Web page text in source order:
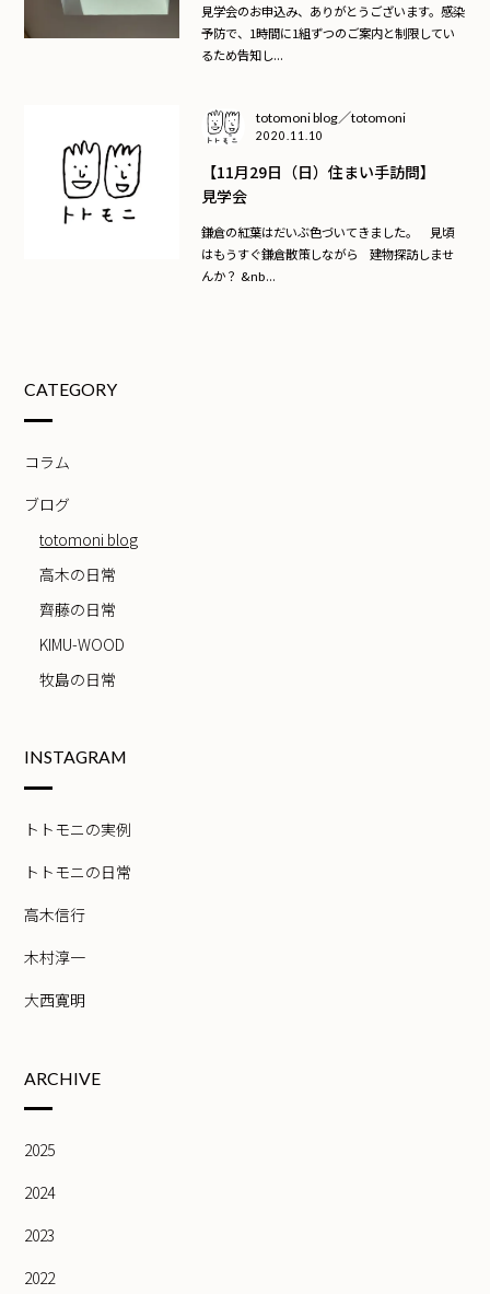
見学会のお申込み、ありがとうございます。感染
予防で、1時間に1組ずつのご案内と制限してい
るため告知し...
totomoni blog／totomoni
2020.11.10
【11月29日（日）住まい手訪問】
見学会
鎌倉の紅葉はだいぶ色づいてきました。 見頃
はもうすぐ鎌倉散策しながら 建物探訪しませ
んか？ &nb...
CATEGORY
コラム
ブログ
totomoni blog
高木の日常
齊藤の日常
KIMU-WOOD
牧島の日常
INSTAGRAM
トトモニの実例
トトモニの日常
高木信行
木村淳一
大西寛明
ARCHIVE
2025
2024
2023
2022